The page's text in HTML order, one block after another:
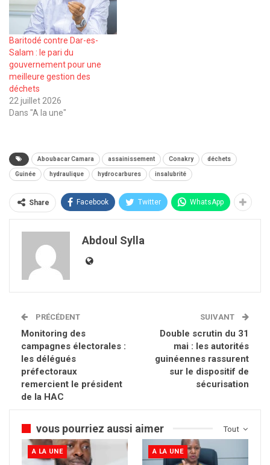
Baritodé contre Dar-es-
Salam : le pari du
gouvernement pour une
meilleure gestion des
déchets
22 juillet 2026
Dans "A la une"
Aboubacar Camara assainissement Conakry déchets
Guinée hydraulique hydrocarbures insalubrité
Share Facebook Twitter WhatsApp
Abdoul Sylla
PRÉCÉDENT
Monitoring des
campagnes électorales :
les délégués
préfectoraux
remercient le président
de la HAC
SUIVANT
Double scrutin du 31
mai : les autorités
guinéennes rassurent
sur le dispositif de
sécurisation
Tout
vous pourriez aussi aimer
A LA UNE A LA UNE